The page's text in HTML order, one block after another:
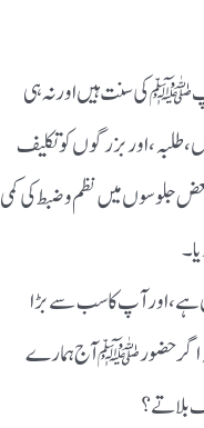
آپ ﷺ کی سنت ہیں اور نہ ہی
طلبہ، اور بزرگوں کو تکلیف
جلوسوں میں نظم و ضبط کی کمی
اور آپ کا سب سے بڑا
کہ اگر حضور ﷺ آج ہمارے
بلاتے؟